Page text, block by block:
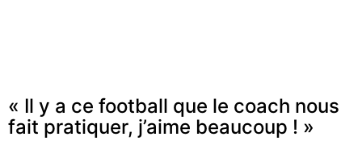
« Il y a ce football que le coach nous
fait pratiquer, j’aime beaucoup ! »